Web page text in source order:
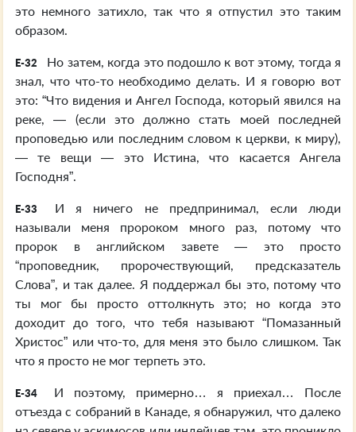
это немного затихло, так что я отпустил это таким
образом.
E-32
Но затем, когда это подошло к вот этому, тогда я
знал, что что-то необходимо делать. И я говорю вот
это: “Что видения и Ангел Господа, который явился на
реке, — (если это должно стать моей последней
проповедью или последним словом к церкви, к миру),
— те вещи — это Истина, что касается Ангела
Господня”.
E-33
И я ничего не предпринимал, если люди
называли меня пророком много раз, потому что
пророк в английском завете — это просто
“проповедник, пророчествующий, предсказатель
Слова”, и так далее. Я поддержал бы это, потому что
ты мог бы просто оттолкнуть это; но когда это
доходит до того, что тебя называют “Помазанный
Христос” или что-то, для меня это было слишком. Так
что я просто не мог терпеть это.
E-34
И поэтому, примерно… я приехал… После
отъезда с собраний в Канаде, я обнаружил, что далеко